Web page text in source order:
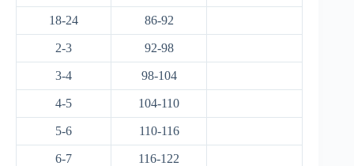
18-24 86-92
2-3 92-98
3-4 98-104
4-5 104-110
5-6 110-116
6-7 116-122